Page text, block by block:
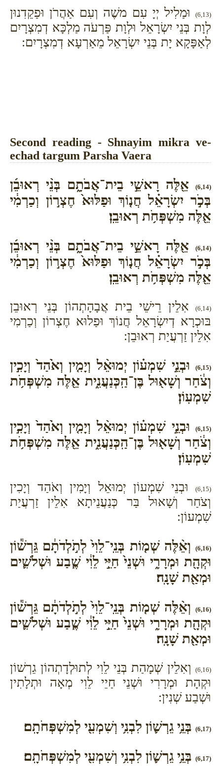
(6,13)
וּמַלִיל יְיָ עִם משֶׁה וְעִם אַהֲרֹן וּפַקֵדִנוּן
לְוָת בְּנֵי יִשְׂרָאֵל וּלְוָת פַּרְעֹה מַלְכָּא דְמִצְרָיִם
לְאַפָּקָא יָת בְּנֵי יִשְׂרָאֵל מֵאַרְעָא דְמִצְרָיִם:
Second reading - Shnayim mikra ve-
echad targum Parsha Vaera
(6,14)
אֵ֖לֶּה רָאשֵׁ֣י בֵית־אֲבֹתָ֑ם בְּנֵ֨י רְאוּבֵ֜ן
בְּכֹ֣ר יִשְׂרָאֵ֗ל חֲנ֤וֹךְ וּפַלּוּא֙ חֶצְר֣וֹן וְכַרְמִ֔י
אֵ֖לֶּה מִשְׁפְּחֹ֥ת רְאוּבֵֽן׃
(6,14)
אֵ֖לֶּה רָאשֵׁ֣י בֵית־אֲבֹתָ֑ם בְּנֵ֨י רְאוּבֵ֜ן
בְּכֹ֣ר יִשְׂרָאֵ֗ל חֲנ֤וֹךְ וּפַלּוּא֙ חֶצְר֣וֹן וְכַרְמִ֔י
אֵ֖לֶּה מִשְׁפְּחֹ֥ת רְאוּבֵֽן׃
(6,14)
אִלֵין רֵישֵׁי בֵית אֲבָהָתְהוֹן בְּנֵי רְאוּבֵן
בּוּכְרָא דְיִשְׂרָאֵל חֲנוֹךְ וּפַלוּא חֶצְרוֹן וְכַרְמִי
אִלֵין זַרְעֲיַת רְאוּבֵן:
(6,15)
וּבְנֵ֣י שִׁמְע֗וֹן יְמוּאֵ֨ל וְיָמִ֤ין וְאֹ֙הַד֙ וְיָכִ֣ין
וְצֹ֔חַר וְשָׁא֖וּל בֶּן־הַֽכְּנַעֲנִ֑ית אֵ֖לֶּה מִשְׁפְּחֹ֥ת
שִׁמְעֽוֹן׃
(6,15)
וּבְנֵ֣י שִׁמְע֗וֹן יְמוּאֵ֨ל וְיָמִ֤ין וְאֹ֙הַד֙ וְיָכִ֣ין
וְצֹ֔חַר וְשָׁא֖וּל בֶּן־הַֽכְּנַעֲנִ֑ית אֵ֖לֶּה מִשְׁפְּחֹ֥ת
שִׁמְעֽוֹן׃
(6,15)
וּבְנֵי שִׁמְעוֹן יְמוּאֵל וְיָמִין וְאֹהַד וְיָכִין
וְצֹחַר וְשָׁאוּל בַּר כְּנַעֲנֵיתָא אִלֵין זַרְעֲיַת
שִׁמְעוֹן:
(6,16)
וְאֵ֨לֶּה שְׁמ֤וֹת בְּנֵֽי־לֵוִי֙ לְתֹ֣לְדֹתָ֔ם גֵּרְשׁ֕וֹן
וּקְהָ֖ת וּמְרָרִ֑י וּשְׁנֵי֙ חַיֵּ֣י לֵוִ֔י שֶׁ֧בַע וּשְׁלֹשִׁ֛ים
וּמְאַ֖ת שָׁנָֽה׃
(6,16)
וְאֵ֨לֶּה שְׁמ֤וֹת בְּנֵֽי־לֵוִי֙ לְתֹ֣לְדֹתָ֔ם גֵּרְשׁ֕וֹן
וּקְהָ֖ת וּמְרָרִ֑י וּשְׁנֵי֙ חַיֵּ֣י לֵוִ֔י שֶׁ֧בַע וּשְׁלֹשִׁ֛ים
וּמְאַ֖ת שָׁנָֽה׃
(6,16)
וְאִלֵין שְׁמָהַת בְּנֵי לֵוִי לְתוּלְדָתְהוֹן גֵרְשׁוֹן
וּקְהָת וּמְרָרִי וּשְׁנֵי חַיֵי לֵוִי מְאָה וּתְלָתִין
וּשְׁבַע שְׁנִין:
(6,17) בְּנֵ֥י גֵרְשׁ֛וֹן לִבְנִ֥י וְשִׁמְעִ֖י לְמִשְׁפְּחֹתָֽם׃
(6,17) בְּנֵ֥י גֵרְשׁ֛וֹן לִבְנִ֥י וְשִׁמְעִ֖י לְמִשְׁפְּחֹתָֽם׃